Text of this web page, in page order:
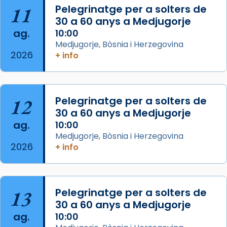
concelebrat el bisbe auxiliar de Barcelona,
Mons. David Abadías.
📸 Dr. G. Simón
Photo
View on Facebook · Share
Arquebisbat de Barcelona
2 weeks ago
Memòria de les santes Juliana i
Semproniana, verges i màrtirs.
Semproniana (“relatiu a Semprònia =
eterna”) són deixebles seves. I l’any 1667, el
frare Joan Gaspar Roig, afirma en una obra
11
ag.
2026
Pelegrinatge per a solters de
30 a 60 anys a Medjugorje
10:00
Medjugorje, Bòsnia i Herzegovina
+ info
12
ag.
2026
Pelegrinatge per a solters de
30 a 60 anys a Medjugorje
10:00
Medjugorje, Bòsnia i Herzegovina
+ info
13
ag.
Pelegrinatge per a solters de
30 a 60 anys a Medjugorje
10:00